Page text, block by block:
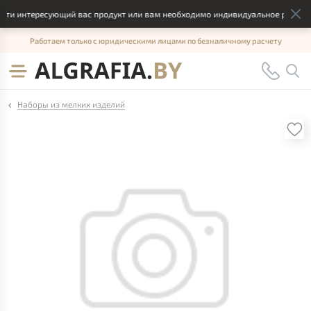
интересующий вас продукт или вам необходимо индивидуальное
Работаем только с юридическими лицами по безналичному расчету
Наборы из мелких изделий